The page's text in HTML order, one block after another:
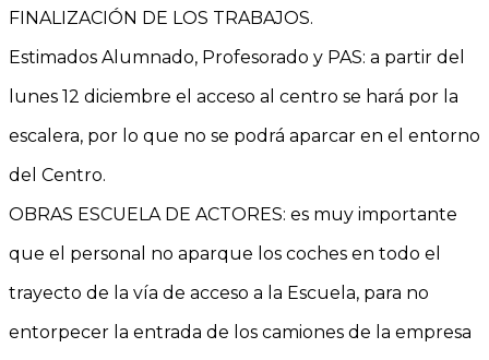
FINALIZACIÓN DE LOS TRABAJOS.
Estimados Alumnado, Profesorado y PAS: a partir del
lunes 12 diciembre el acceso al centro se hará por la
escalera, por lo que no se podrá aparcar en el entorno
del Centro.
OBRAS ESCUELA DE ACTORES: es muy importante
que el personal no aparque los coches en todo el
trayecto de la vía de acceso a la Escuela, para no
entorpecer la entrada de los camiones de la empresa